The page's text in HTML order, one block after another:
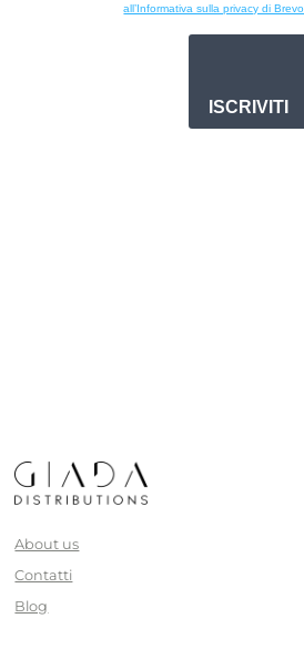
all’Informativa sulla privacy di Brevo.
ISCRIVITI
About us
Contatti
Blog